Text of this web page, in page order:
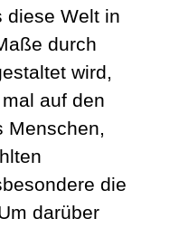
diese Welt in
durch
wird,
auf den
Menschen,
die
darüber